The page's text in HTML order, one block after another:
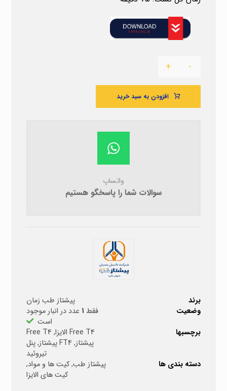
-
+
افزودن به سبد خرید
واتساپ
سوالات شما را پاسخگو هستیم
برند
پیشتاز طب زمان
وضعیت
فقط 1 عدد در انبار موجود
است
برچسبها
Free T4 الایزا ,
Free T4
پیشتاز, FT4 پیشتاز ,پنل
تیروئید
دسته بندی ها
پیشتاز طب,کیت ها و مواد,
کیت های الایزا